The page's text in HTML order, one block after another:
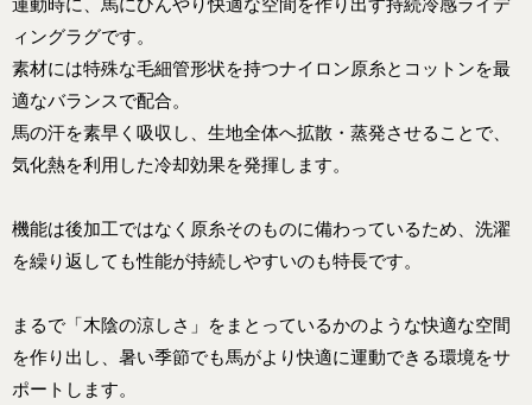
ィングラグです。
素材には特殊な毛細管形状を持つナイロン原糸とコットンを最
適なバランスで配合。
馬の汗を素早く吸収し、生地全体へ拡散・蒸発させることで、
気化熱を利用した冷却効果を発揮します。
機能は後加工ではなく原糸そのものに備わっているため、洗濯
を繰り返しても性能が持続しやすいのも特長です。
まるで「木陰の涼しさ」をまとっているかのような快適な空間
を作り出し、暑い季節でも馬がより快適に運動できる環境をサ
ポートします。